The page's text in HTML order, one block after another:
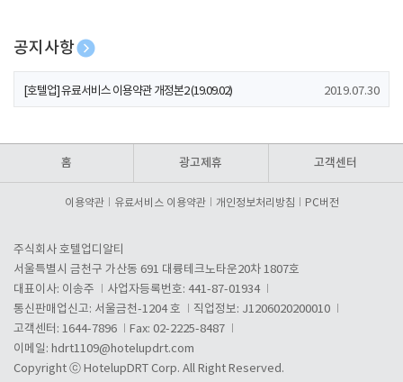
공지사항
[호텔업] 개인정보 처리방침 개정본1 (19.09.02)
[호텔업] 유료서비스 이용약관 개정본2 (19.09.02) 2019.07.30
홈 광고제휴 고객센터
이용약관 유료서비스 이용약관 개인정보처리방침 PC버전
주식회사 호텔업디알티
서울특별시 금천구 가산동 691 대륭테크노타운20차 1807호
대표이사: 이송주
사업자등록번호: 441-87-01934
통신판매업신고: 서울금천-1204 호
직업정보: J1206020200010
고객센터: 1644-7896
Fax: 02-2225-8487
이메일: hdrt1109@hotelupdrt.com
Copyright ⓒ HotelupDRT Corp. All Right Reserved.